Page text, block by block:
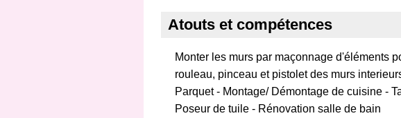
Atouts et compétences
Monter les murs par maçonnage d'éléments
rouleau, pinceau et pistolet des murs
Parquet - Montage/ Démontage de cuisine -
Poseur de tuile - Rénovation salle de bain